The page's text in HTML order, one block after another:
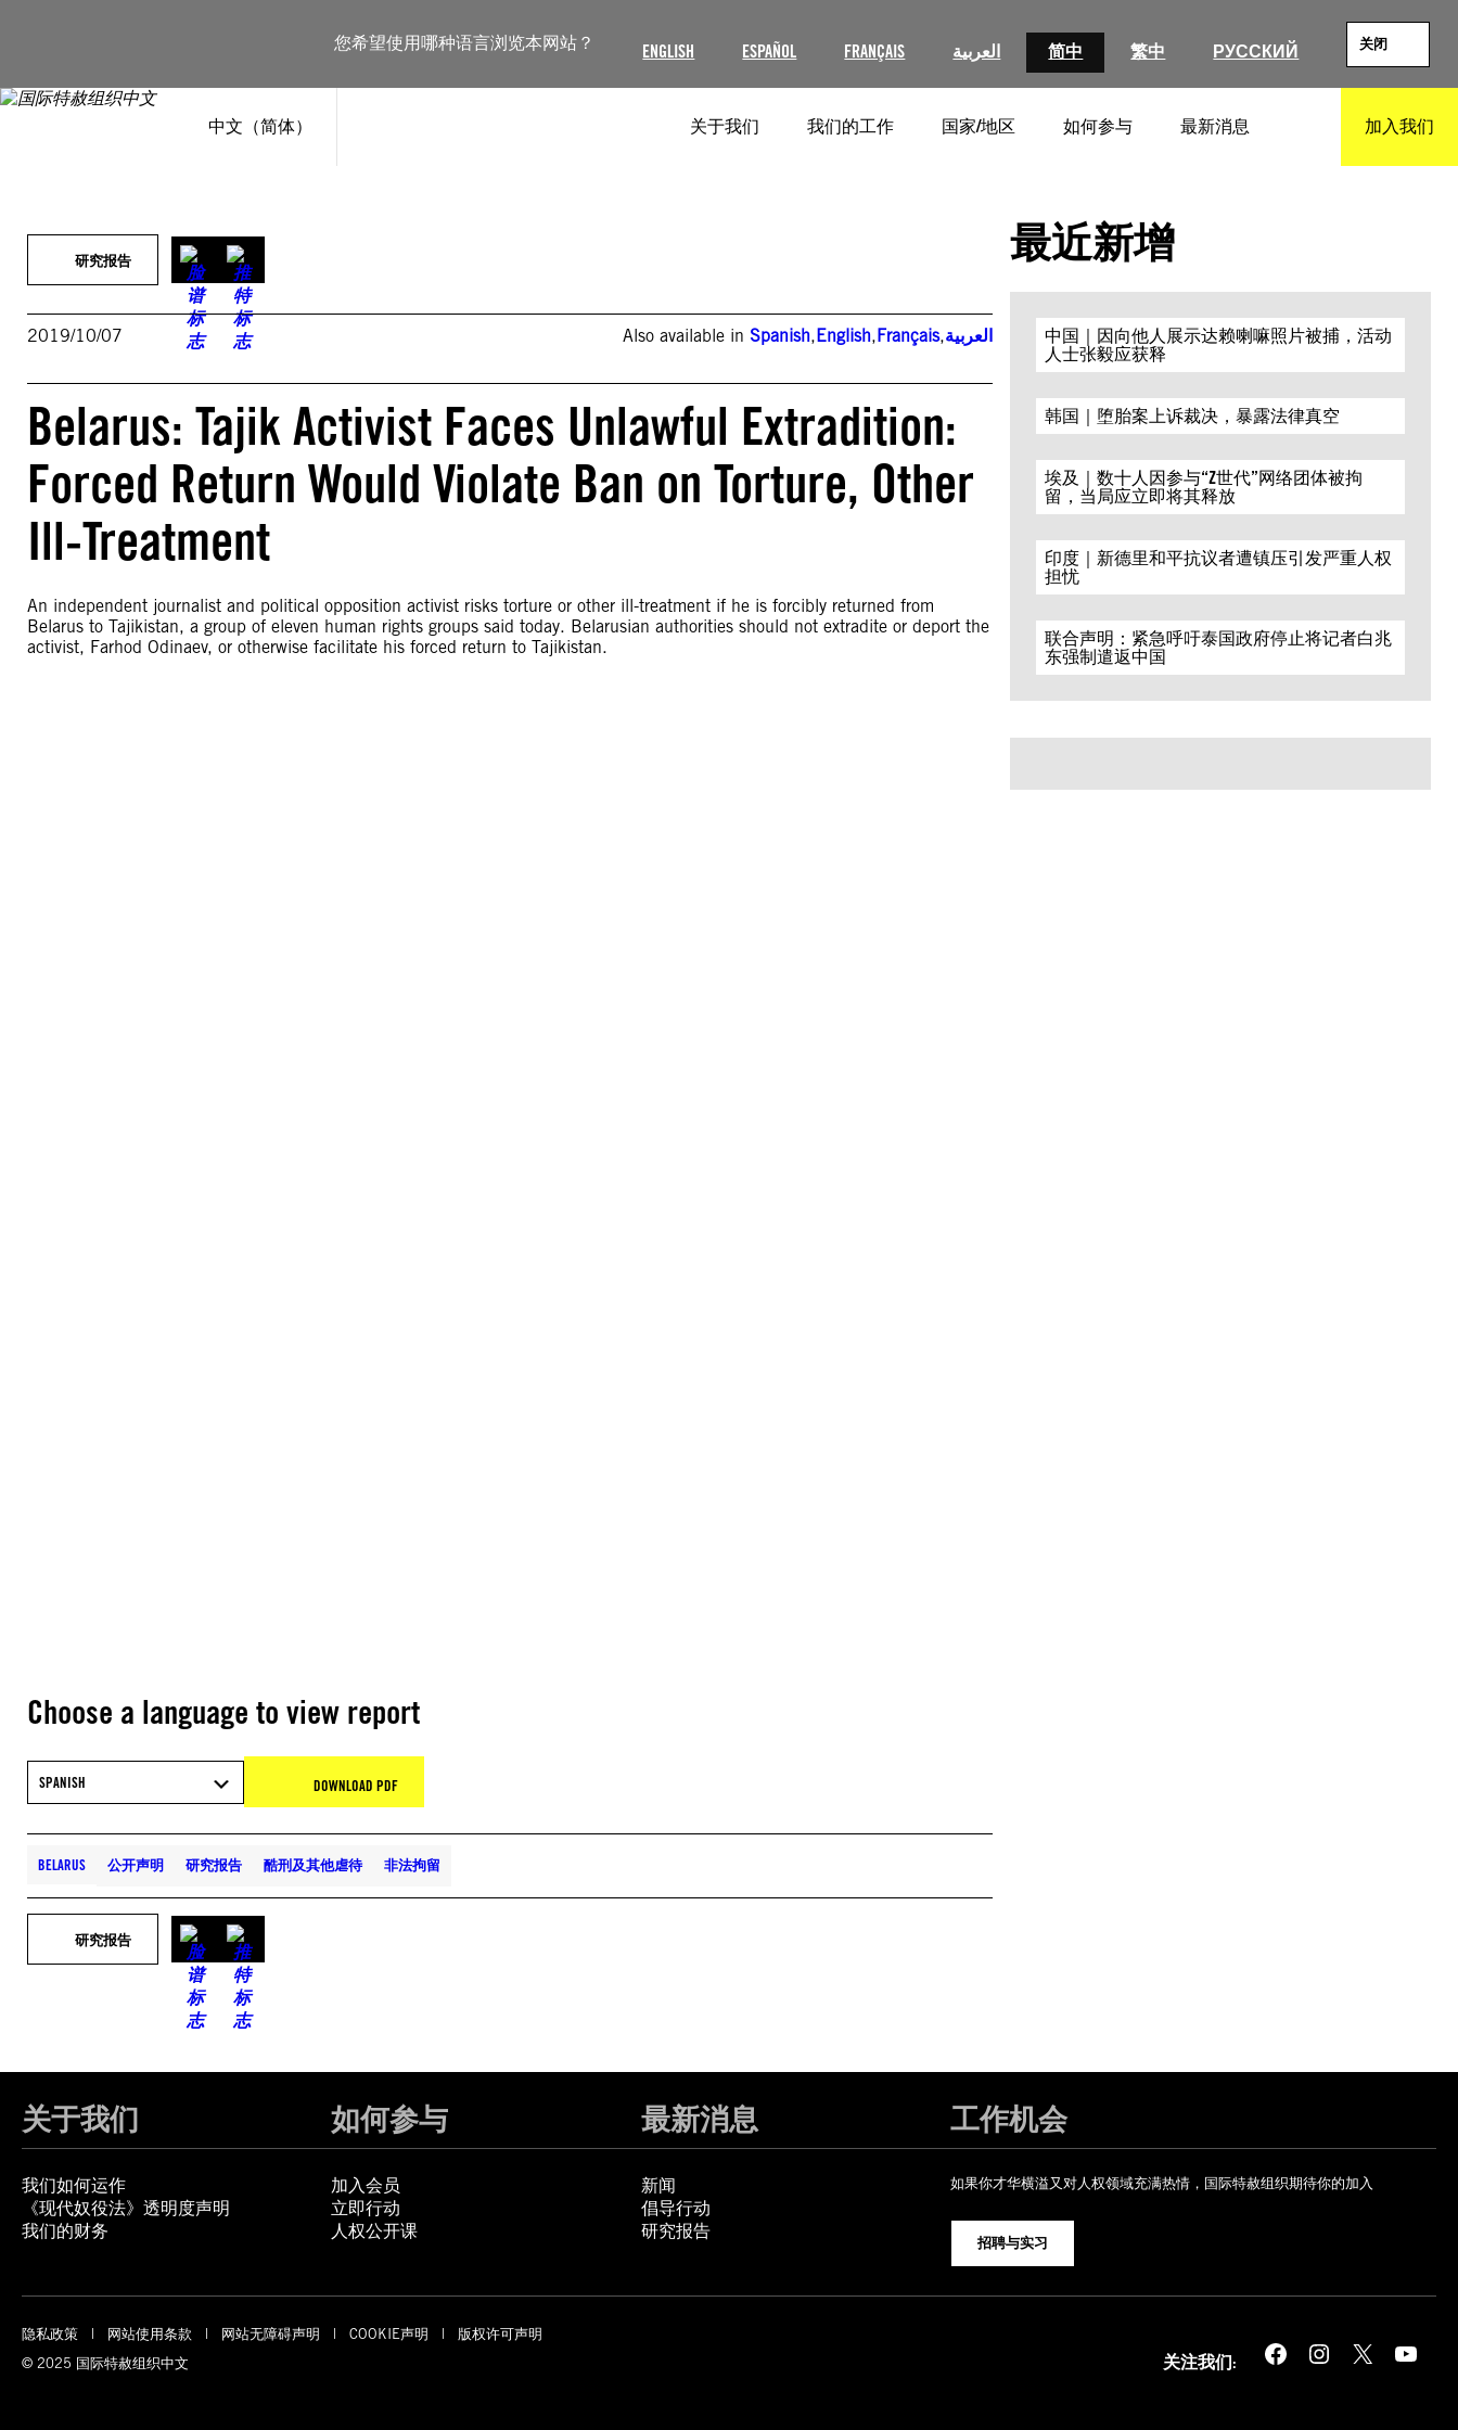
您希望使用哪种语言浏览本网站？ ENGLISH ESPAÑOL FRANÇAIS العربية 简中 繁中 РУССКИЙ 关闭
中文（简体） 关于我们 我们的工作 国家/地区 如何参与 最新消息 加入我们
研究报告
2019/10/07 Also available inSpanish,English,Français,العربية
Belarus: Tajik Activist Faces Unlawful Extradition:
Forced Return Would Violate Ban on Torture, Other
Ill-Treatment
An independent journalist and political opposition activist risks torture or other ill-treatment if he is forcibly returned from
Belarus to Tajikistan, a group of eleven human rights groups said today. Belarusian authorities should not extradite or deport the
activist, Farhod Odinaev, or otherwise facilitate his forced return to Tajikistan.
Choose a language to view report
SPANISH DOWNLOAD PDF
BELARUS 公开声明 研究报告 酷刑及其他虐待 非法拘留
研究报告
最近新增
中国｜因向他人展示达赖喇嘛照片被捕，活动
人士张毅应获释
韩国｜堕胎案上诉裁决，暴露法律真空
埃及｜数十人因参与“Z世代”网络团体被拘
留，当局应立即将其释放
印度｜新德里和平抗议者遭镇压引发严重人权
担忧
联合声明：紧急呼吁泰国政府停止将记者白兆
东强制遣返中国
关于我们
我们如何运作
《现代奴役法》透明度声明
我们的财务
如何参与
加入会员
立即行动
人权公开课
最新消息
新闻
倡导行动
研究报告
工作机会
如果你才华横溢又对人权领域充满热情，国际特赦组织期待你的加入
招聘与实习
隐私政策 网站使用条款 网站无障碍声明 COOKIE声明
版权许可声明
© 2025 国际特赦组织中文
关注我们: Facebook Instagram X YouTube